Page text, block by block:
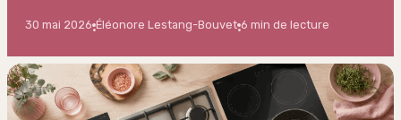
30 mai 2026·Éléonore Lestang-Bouvet·6 min de lecture